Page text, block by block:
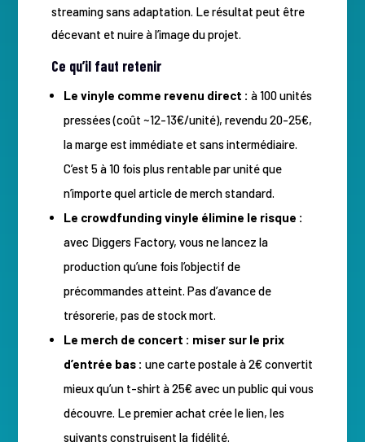
streaming sans adaptation. Le résultat peut être
décevant et nuire à l’image du projet.
Ce qu’il faut retenir
Le vinyle comme revenu direct : à 100 unités
pressées (coût ~12-13€/unité), revendu 20-25€,
la marge est immédiate et sans intermédiaire.
C’est 5 à 10 fois plus rentable par unité que
n’importe quel article de merch standard.
Le crowdfunding vinyle élimine le risque :
avec Diggers Factory, vous ne lancez la
production qu’une fois l’objectif de
précommandes atteint. Pas d’avance de
trésorerie, pas de stock mort.
Le merch de concert : miser sur le prix
d’entrée bas : une carte postale à 2€ convertit
mieux qu’un t-shirt à 25€ avec un public qui vous
découvre. Le premier achat crée le lien, les
suivants construisent la fidélité.